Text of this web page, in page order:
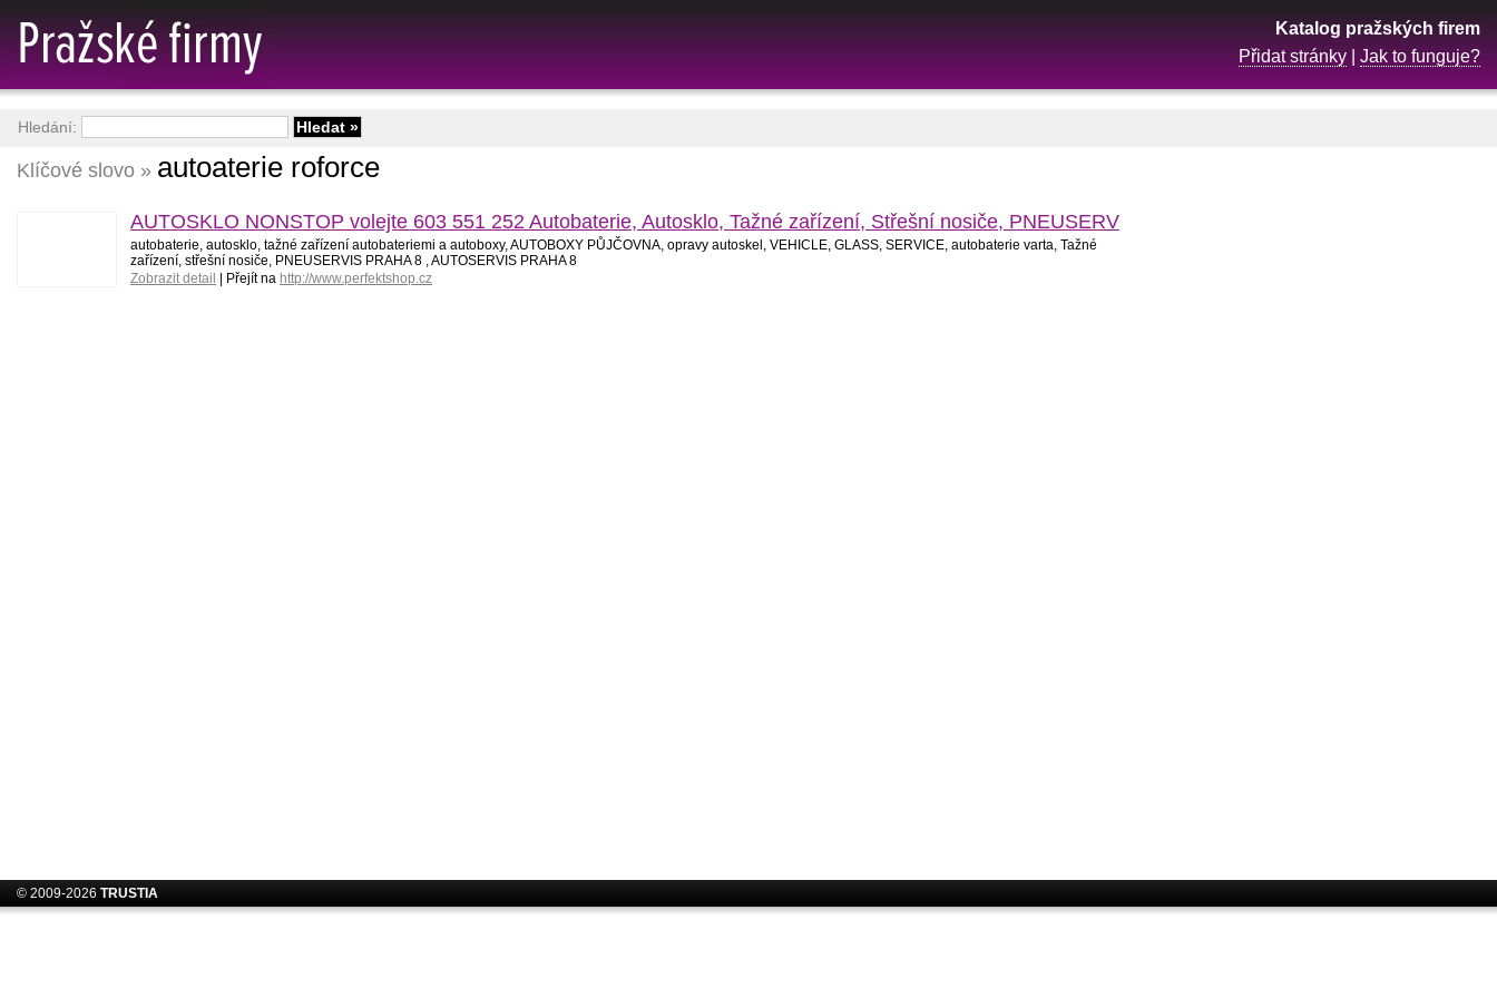
Klíčové slovo » autoaterie roforce
AUTOSKLO NONSTOP volejte 603 551 252 Autobaterie, Autosklo, Tažné zařízení, Střešní nosiče, PNEUSERV
autobaterie, autosklo, tažné zařízení autobateriemi a autoboxy, AUTOBOXY PŮJČOVNA, opravy autoskel, VEHICLE, GLASS, SERVICE, autobaterie varta, Tažné
zařízení, střešní nosiče, PNEUSERVIS PRAHA 8 , AUTOSERVIS PRAHA 8
Zobrazit detail
| Přejít na http://www.perfektshop.cz
Katalog pražských firem
Přidat stránky
Jak to funguje?
Hledání:
© 2009-2026 TRUSTIA